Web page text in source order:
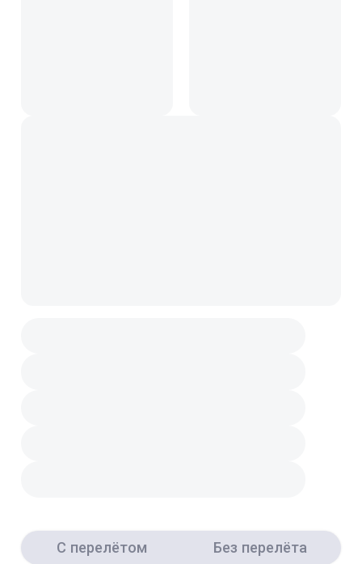
С перелётом Без перелёта